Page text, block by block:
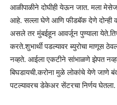
आळीपाळीने दोघीही येऊन जात. मला मेसेज
आहे. सल्ला घेणे आणि फीडबॅक देणे दोन्ही
असले तर मुंबईहून आवर्जून पुण्याला
करते.शुभार्थी पडल्यावर ब्युरोचा माणूस
नव्हते. आईला एकटीने सांभाळणे झेपत
बिघडायची.करोना मुळे लोकांचे येणे जाणे
पटल्यावरच डेकेअर सेंटरचा निर्णय घेतला.